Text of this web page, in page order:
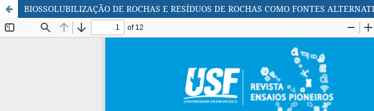
BIOSSOLUBILIZAÇÃO DE ROCHAS E RESÍDUOS DE ROCHAS COMO FONTES